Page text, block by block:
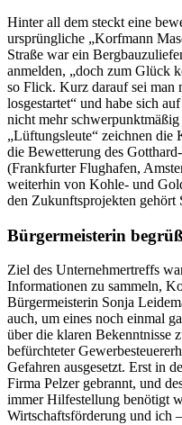
Hinter all dem steckt eine
ursprüngliche „Korfmann
Straße war ein
anmelden, „doch zum Glück
so Flick. Kurz darauf sei man
losgestartet“ und habe sich
nicht mehr
„Lüftungsleute“ zeichnen die
die Bewetterung des
(Frankfurter Flughafen,
weiterhin von Kohle- und
den Zukunftsprojekten gehört
Bürgermeisterin
Ziel des Unternehmertreffs
Informationen zu sammeln,
Bürgermeisterin Sonja
auch, um eines noch einmal
über die klaren Bekenntnisse
befürchteter
Gefahren ausgesetzt. Erst in
Firma Pelzer gebrannt, und
immer Hilfestellung benötigt
Wirtschaftsförderung und ich